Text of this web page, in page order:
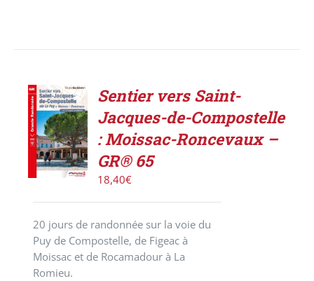
AJOUTER
AU
PANIER
/
DÉTAILS
Sentier vers Saint-
Jacques-de-Compostelle
: Moissac-Roncevaux –
GR® 65
18,40€
20 jours de randonnée sur la voie du
Puy de Compostelle, de Figeac à
Moissac et de Rocamadour à La
Romieu.